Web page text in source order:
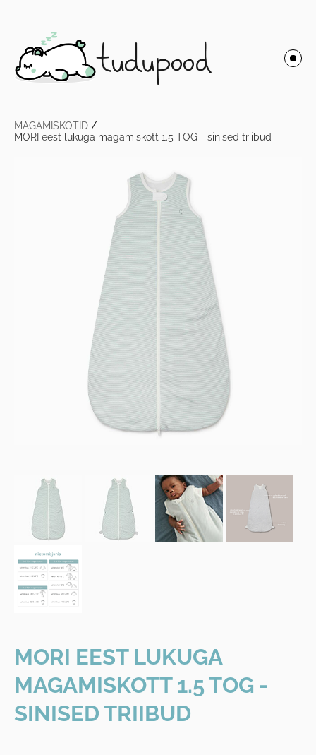
MAGAMISKOTID /
MORI eest lukuga magamiskott 1.5 TOG - sinised triibud
MORI EEST LUKUGA
MAGAMISKOTT 1.5 TOG -
SINISED TRIIBUD